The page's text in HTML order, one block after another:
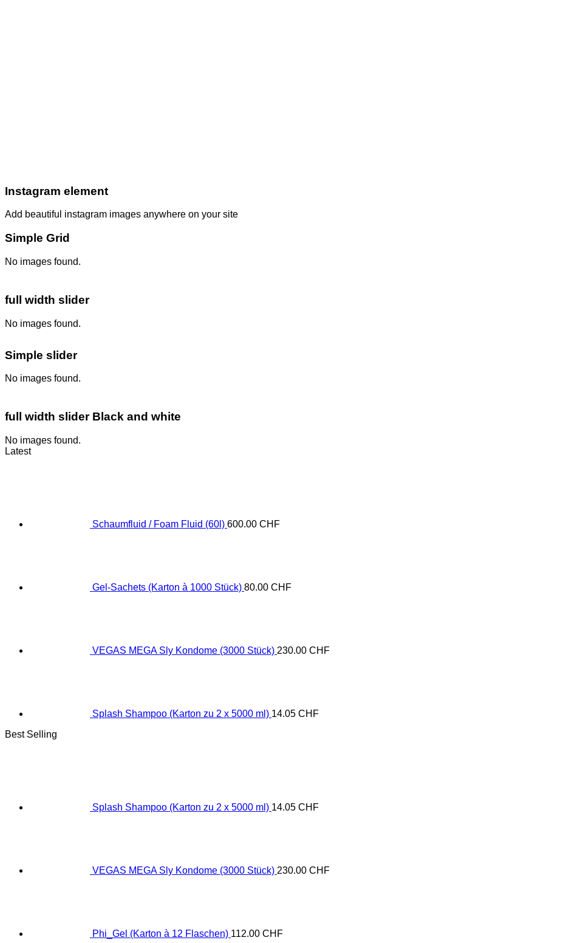
Instagram element
Add beautiful instagram images anywhere on your site
Simple Grid
No images found.
full width slider
No images found.
Simple slider
No images found.
full width slider Black and white
No images found.
Latest
Schaumfluid / Foam Fluid (60l) 600.00 CHF
Gel-Sachets (Karton à 1000 Stück) 80.00 CHF
VEGAS MEGA Sly Kondome (3000 Stück) 230.00 CHF
Splash Shampoo (Karton zu 2 x 5000 ml) 14.05 CHF
Best Selling
Splash Shampoo (Karton zu 2 x 5000 ml) 14.05 CHF
VEGAS MEGA Sly Kondome (3000 Stück) 230.00 CHF
Phi_Gel (Karton à 12 Flaschen) 112.00 CHF